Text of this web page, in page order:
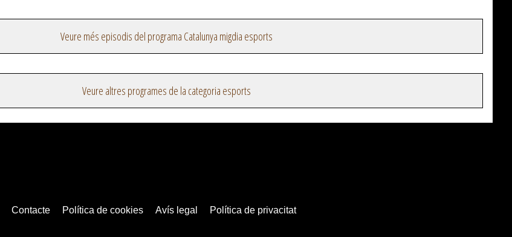
Veure més episodis del programa Catalunya migdia esports
Veure altres programes de la categoria esports
Contacte Política de cookies Avís legal Política de privacitat